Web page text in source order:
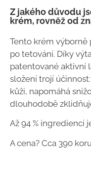
Z jakého důvodu
krém, rovněž od
Tento krém výborně
po tetování. Díky
patentované aktivní
složení trojí
kůži, napomáhá
dlouhodobě
Až 94 % ingrediencí
A cena? Cca 390